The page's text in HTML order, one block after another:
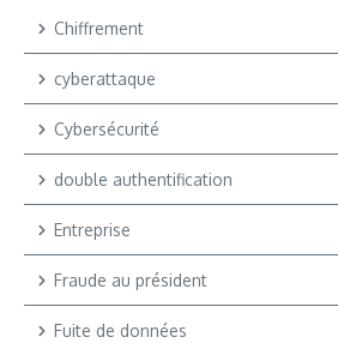
Chiffrement
cyberattaque
Cybersécurité
double authentification
Entreprise
Fraude au président
Fuite de données